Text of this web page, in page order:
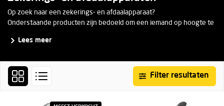
Op zoek naar een zekerings- en afdaalapparaat?
Onderstaande producten zijn bedoeld om een iemand op hoogte te
installeren in verschillende takel- en rescue systemen.
Lees meer
Filter resultaten